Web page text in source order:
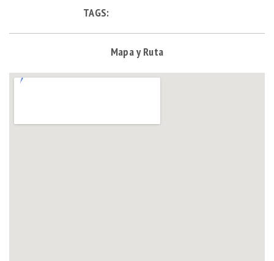
TAGS:
Mapa y Ruta